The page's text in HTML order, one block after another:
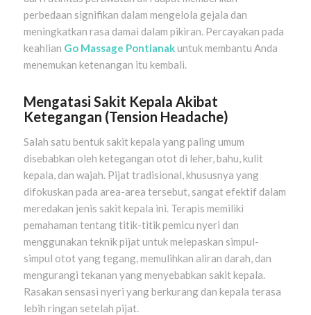
perbedaan signifikan dalam mengelola gejala dan
meningkatkan rasa damai dalam pikiran. Percayakan pada
keahlian Go Massage Pontianakuntuk membantu Anda
menemukan ketenangan itu kembali.
Mengatasi Sakit Kepala Akibat
Ketegangan (Tension Headache)
Salah satu bentuk sakit kepala yang paling umum
disebabkan oleh ketegangan otot di leher, bahu, kulit
kepala, dan wajah. Pijat tradisional, khususnya yang
difokuskan pada area-area tersebut, sangat efektif dalam
meredakan jenis sakit kepala ini. Terapis memiliki
pemahaman tentang titik-titik pemicu nyeri dan
menggunakan teknik pijat untuk melepaskan simpul-
simpul otot yang tegang, memulihkan aliran darah, dan
mengurangi tekanan yang menyebabkan sakit kepala.
Rasakan sensasi nyeri yang berkurang dan kepala terasa
lebih ringan setelah pijat.